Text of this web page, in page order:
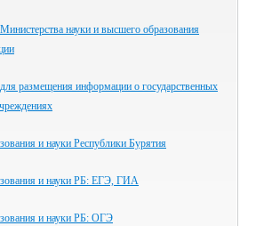
науки и высшего образования
размещения информации о государственных
и науки Республики Бурятия
и науки РБ: ЕГЭ, ГИА
и науки РБ: ОГЭ